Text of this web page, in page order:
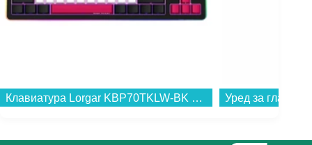
Клавиатура Lorgar KBP70TKLW-BK Черна...